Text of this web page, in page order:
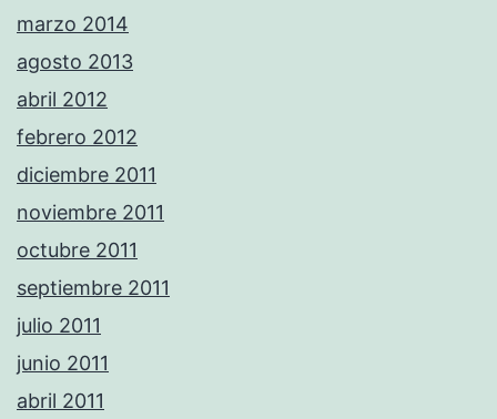
marzo 2014
agosto 2013
abril 2012
febrero 2012
diciembre 2011
noviembre 2011
octubre 2011
septiembre 2011
julio 2011
junio 2011
abril 2011